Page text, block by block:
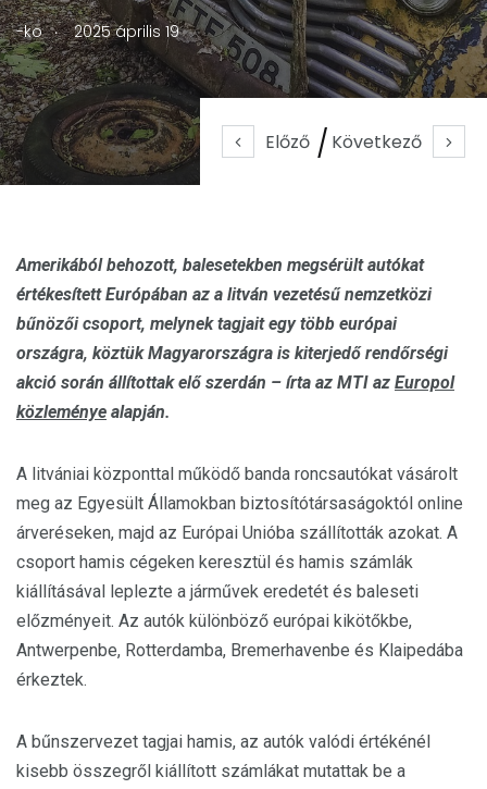
Előző Következő
-ko . 2025 április 19
Amerikából behozott, balesetekben megsérült autókat
értékesített Európában az a litván vezetésű nemzetközi
bűnözői csoport, melynek tagjait egy több európai
országra, köztük Magyarországra is kiterjedő rendőrségi
akció során állítottak elő szerdán – írta az MTI az Europol
közleménye alapján.
A litvániai központtal működő banda roncsautókat vásárolt
meg az Egyesült Államokban biztosítótársaságoktól online
árveréseken, majd az Európai Unióba szállították azokat. A
csoport hamis cégeken keresztül és hamis számlák
kiállításával leplezte a járművek eredetét és baleseti
előzményeit. Az autók különböző európai kikötőkbe,
Antwerpenbe, Rotterdamba, Bremerhavenbe és Klaipedába
érkeztek.
A bűnszervezet tagjai hamis, az autók valódi értékénél
kisebb összegről kiállított számlákat mutattak be a